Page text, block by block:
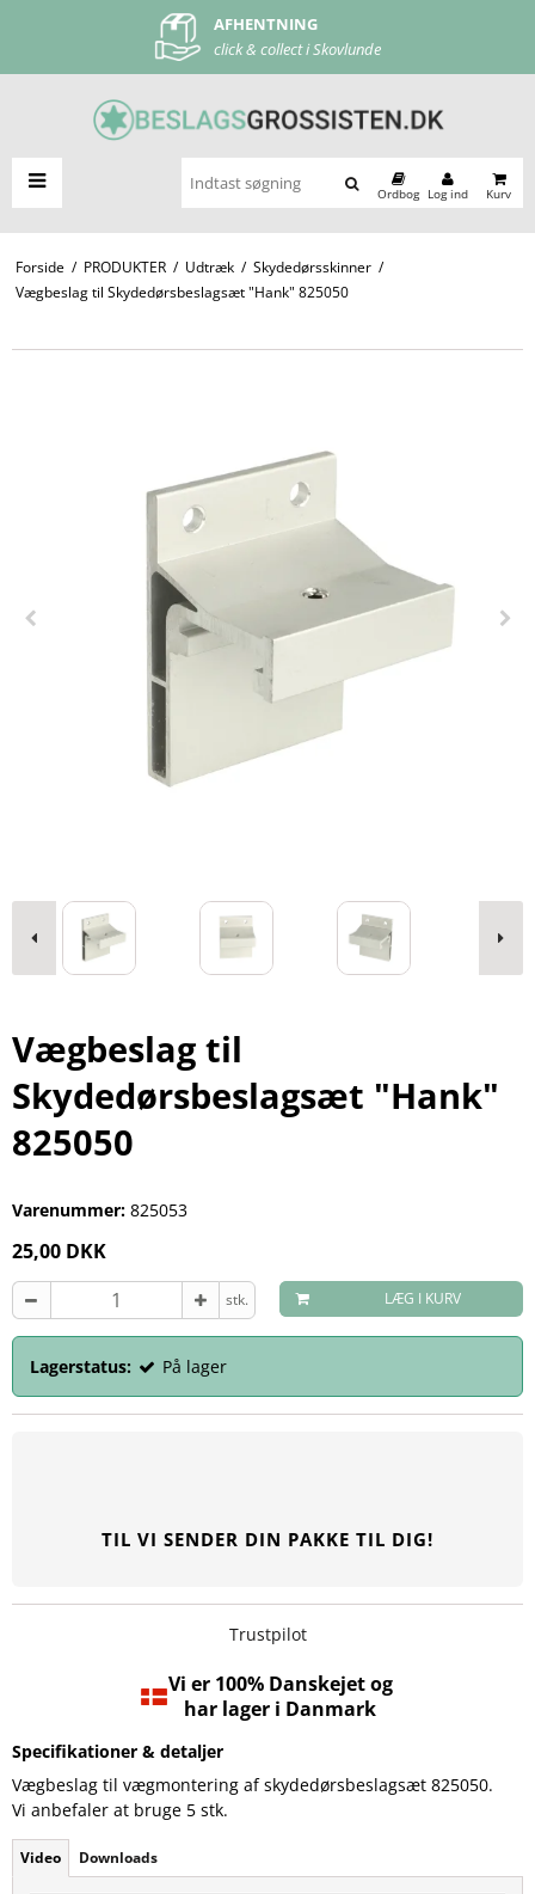
AFHENTNING
click & collect i Skovlunde
FRI FRAGT
ved køb over 500 kr
Ordbog Log ind Kurv
Forside / PRODUKTER / Udtræk / Skydedørsskinner /
Vægbeslag til Skydedørsbeslagsæt "Hank" 825050
Vægbeslag til
Skydedørsbeslagsæt "Hank"
825050
Varenummer: 825053
25,00 DKK
stk. LÆG I KURV
Lagerstatus: På lager
TIL VI SENDER DIN PAKKE TIL DIG!
Trustpilot
Vi er 100% Danskejet og
har lager i Danmark
Specifikationer & detaljer
Vægbeslag til vægmontering af skydedørsbeslagsæt 825050.
Vi anbefaler at bruge 5 stk.
Video Downloads